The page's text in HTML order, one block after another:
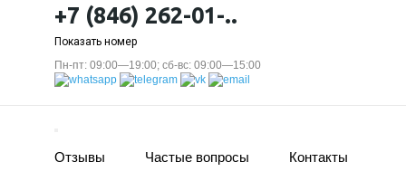
+7 (846) 262-01-..
Показать номер
Пн-пт: 09:00—19:00; сб-вс: 09:00—15:00
Отзывы Частые вопросы Контакты